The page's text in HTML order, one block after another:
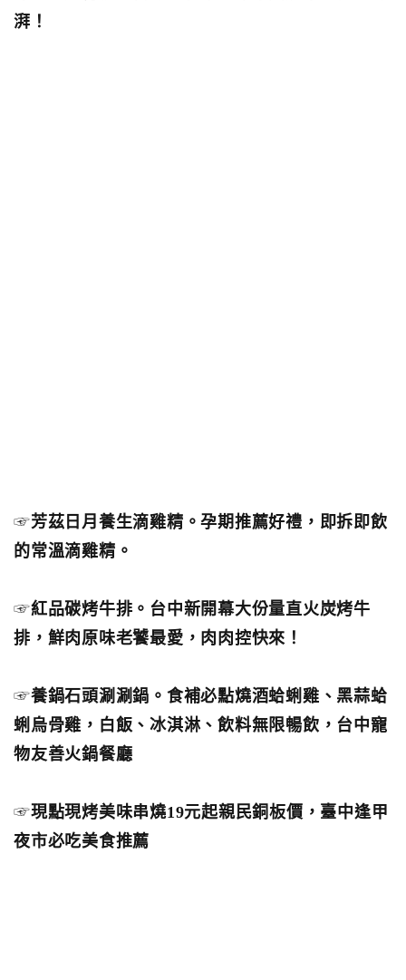
湃！
☞芳茲日月養生滴雞精。孕期推薦好禮，即拆即飲
的常溫滴雞精。
☞紅品碳烤牛排。台中新開幕大份量直火炭烤牛
排，鮮肉原味老饕最愛，肉肉控快來！
☞養鍋石頭涮涮鍋。食補必點燒酒蛤蜊雞、黑蒜蛤
蜊烏骨雞，白飯、冰淇淋、飲料無限暢飲，台中寵
物友善火鍋餐廳
☞現點現烤美味串燒19元起親民銅板價，臺中逢甲
夜市必吃美食推薦